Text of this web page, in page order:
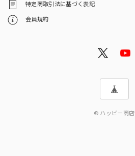
特定商取引法に基づく表記
会員規約
© ハッピー商店